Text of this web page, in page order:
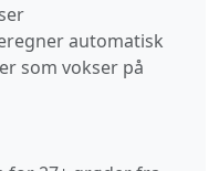
automatisk
som vokser på